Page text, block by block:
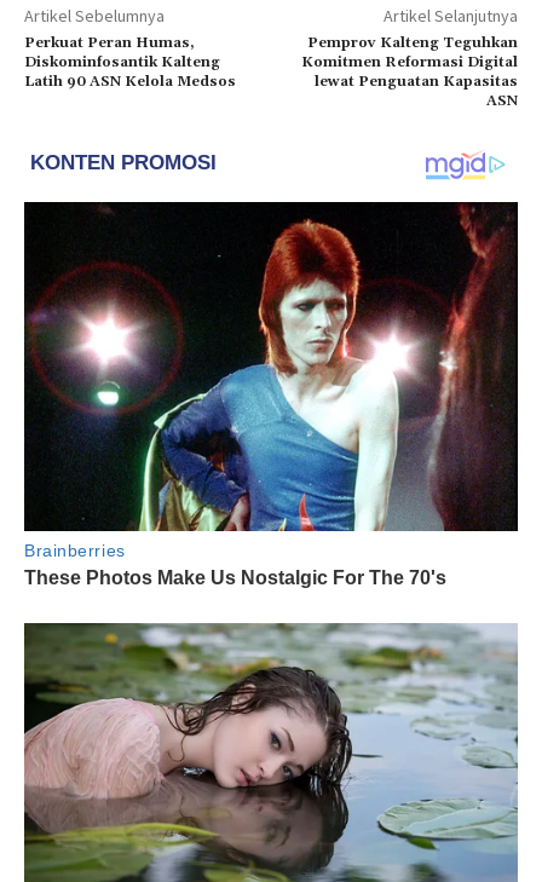
Artikel Sebelumnya
Perkuat Peran Humas,
Diskominfosantik Kalteng
Latih 90 ASN Kelola Medsos
Artikel Selanjutnya
Pemprov Kalteng Teguhkan
Komitmen Reformasi Digital
lewat Penguatan Kapasitas
ASN